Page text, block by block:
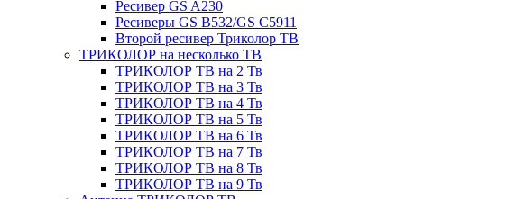
Ресивер GS A230
Ресиверы GS B532/GS C5911
Второй ресивер Триколор ТВ
ТРИКОЛОР на несколько ТВ
ТРИКОЛОР ТВ на 2 Тв
ТРИКОЛОР ТВ на 3 Тв
ТРИКОЛОР ТВ на 4 Тв
ТРИКОЛОР ТВ на 5 Тв
ТРИКОЛОР ТВ на 6 Тв
ТРИКОЛОР ТВ на 7 Тв
ТРИКОЛОР ТВ на 8 Тв
ТРИКОЛОР ТВ на 9 Тв